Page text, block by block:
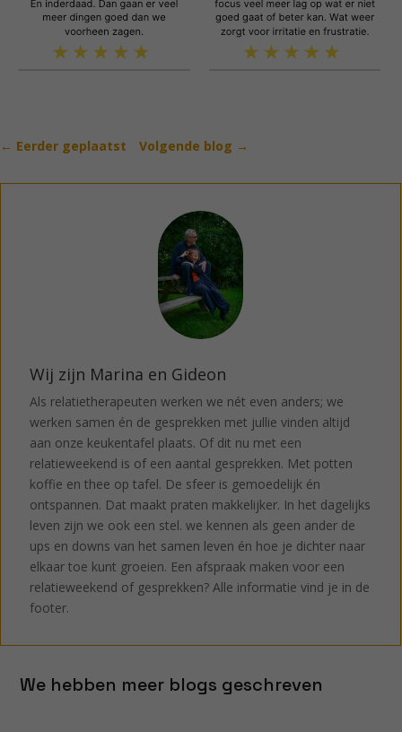
← Eerder geplaatst Volgende blog →
Wij zijn Marina en Gideon
Als relatietherapeuten werken we nét even anders; we
werken samen én de gesprekken met jullie vinden altijd
aan onze keukentafel plaats. Of dit nu met een
relatieweekend is of een aantal gesprekken. Met potten
koffie en thee op tafel. De sfeer is gemoedelijk én
ontspannen. Dat maakt praten makkelijker. In het dagelijks
leven zijn we ook een stel. we kennen als geen ander de
ups en downs van het samen leven én hoe je dichter naar
elkaar toe kunt groeien. Een afspraak maken voor een
relatieweekend of gesprekken? Alle informatie vind je in de
footer.
We hebben meer blogs geschreven